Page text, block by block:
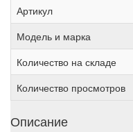
Артикул
Модель и марка
Количество на складе
Количество просмотров
Описание